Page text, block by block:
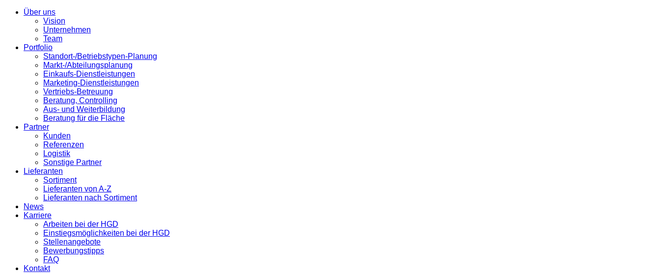
Über uns
Vision
Unternehmen
Team
Portfolio
Standort-/Betriebstypen-Planung
Markt-/Abteilungsplanung
Einkaufs-Dienstleistungen
Marketing-Dienstleistungen
Vertriebs-Betreuung
Beratung, Controlling
Aus- und Weiterbildung
Beratung für die Fläche
Partner
Kunden
Referenzen
Logistik
Sonstige Partner
Lieferanten
Sortiment
Lieferanten von A-Z
Lieferanten nach Sortiment
News
Karriere
Arbeiten bei der HGD
Einstiegsmöglichkeiten bei der HGD
Stellenangebote
Bewerbungstipps
FAQ
Kontakt